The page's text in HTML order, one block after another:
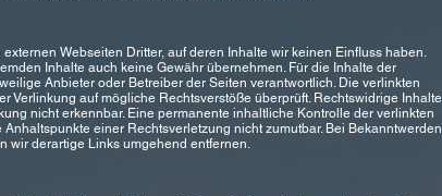
Webseiten Dritter, auf deren Inhalte wir keinen Einfluss haben.
Inhalte auch keine Gewähr übernehmen. Für die Inhalte der
Anbieter oder Betreiber der Seiten verantwortlich. Die verlinkten
Verlinkung auf mögliche Rechtsverstöße überprüft. Rechtswidrige Inhalte
nicht erkennbar. Eine permanente inhaltliche Kontrolle der verlinkten
einer Rechtsverletzung nicht zumutbar. Bei Bekanntwerden
wir derartige Links umgehend entfernen.